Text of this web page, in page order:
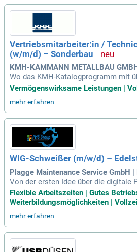
Vertriebsmitarbeiter:in /
(w/m/d) – Sonderbau
KMH-KAMMANN METALLBAU
Wo das KMH-Katalogprogramm mit
endet, fangen wir erst richtig an:
Made in Germany seit 1986.
Vermögenswirksame Leistungen |
mehr erfahren
WIG-Schweißer (m/w/d) –
Plagge Maintenance Service GmbH |
Von der ersten Idee über die digitale
on bis hin zur Montage und
maßgeschneiderte Anlagen, die exakt
unserer Kunden abgestimmt sind.
Flexible Arbeitszeiten | Gutes
Weiterbildungsmöglichkeiten |
mehr erfahren